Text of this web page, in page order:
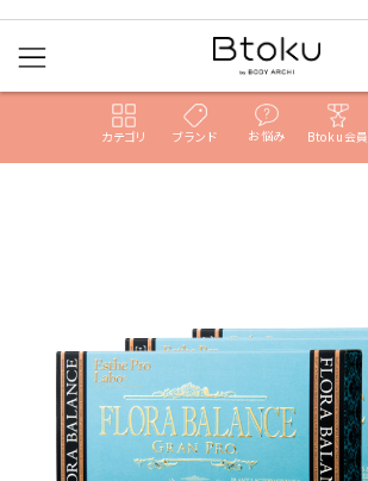
カテゴリ ブランド お悩み Btoku会員
ようこそ ゲスト 様
ログイン 新規会員登録
売れ筋ランキング